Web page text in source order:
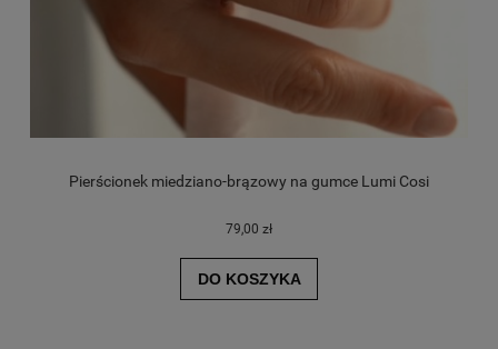
Pierścionek miedziano-brązowy na gumce Lumi Cosi
79,00 zł
DO KOSZYKA